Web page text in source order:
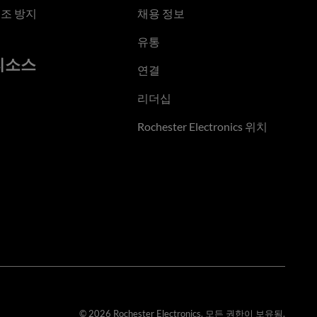
방지
소스
채용 정보
유통
연결
리더십
Rochester Electronics 위치
© 2026 Rochester Electronics. 모든 권한이 보유됨.